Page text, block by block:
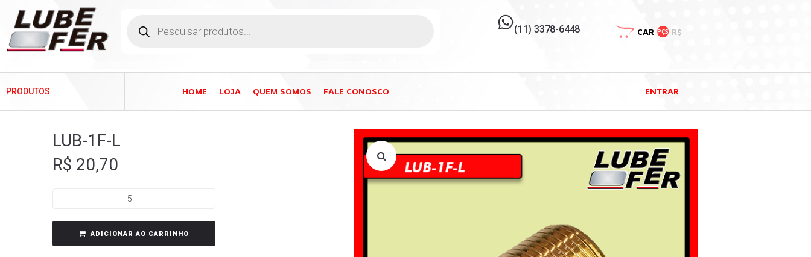
(11) 3378-6448 CAR PÇS R$
PRODUTOS HOME LOJA QUEM SOMOS FALE CONOSCO ENTRAR
LUB-1F-L
R$ 20,70
ADICIONAR AO CARRINHO